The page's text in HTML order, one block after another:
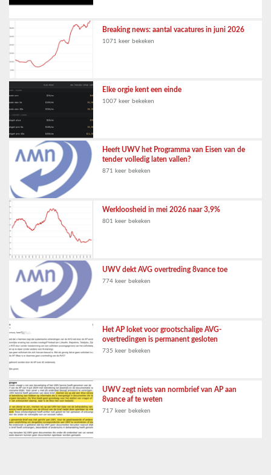
Breaking news: aantal vacatures in juni 2026
1071 keer bekeken
Elke orgie kent een einde
1007 keer bekeken
Heeft UWV het Programma van Eisen van de
tender volledig laten vallen?
871 keer bekeken
Werkloosheid in mei 2026 naar 3,9%
801 keer bekeken
UWV dekt AVG overtreding 8vance toe
774 keer bekeken
Het AP loket voor grootschalige AVG-
overtredingen is permanent gesloten
735 keer bekeken
UWV zegt niets van normbrief van AP aan
8vance af te weten
717 keer bekeken